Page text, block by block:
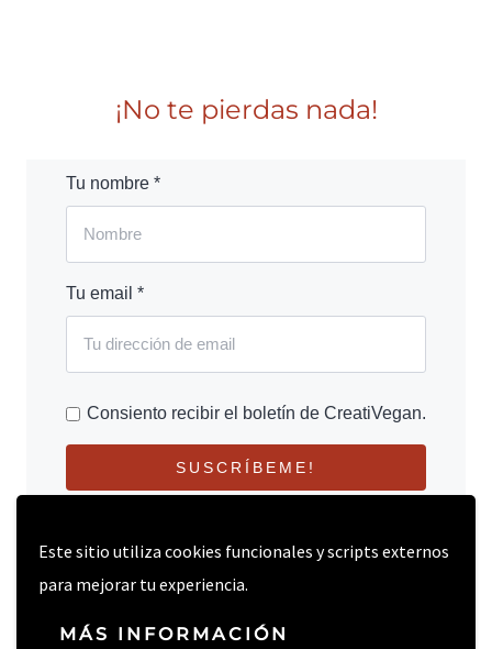
Este sitio utiliza cookies funcionales y scripts externos
para mejorar tu experiencia.
MÁS INFORMACIÓN
¡No te pierdas nada!
Tu nombre *
Tu email *
Consiento recibir el boletín de CreatiVegan.
SUSCRÍBEME!